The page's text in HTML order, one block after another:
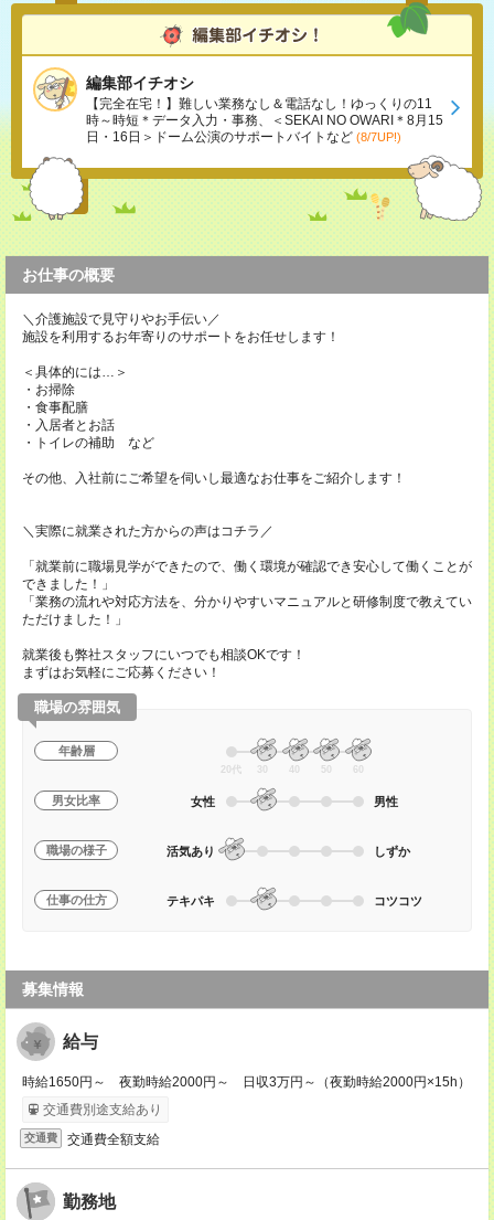
編集部イチオシ
【完全在宅！】難しい業務なし＆電話なし！ゆっくりの11
時～時短＊データ入力・事務、＜SEKAI NO OWARI＊8月15
日・16日＞ドーム公演のサポートバイトなど (8/7UP!)
お仕事の概要
＼介護施設で見守りやお手伝い／
施設を利用するお年寄りのサポートをお任せします！
＜具体的には…＞
・お掃除
・食事配膳
・入居者とお話
・トイレの補助 など
その他、入社前にご希望を伺いし最適なお仕事をご紹介します！
＼実際に就業された方からの声はコチラ／
「就業前に職場見学ができたので、働く環境が確認でき安心して働くことが
できました！」
「業務の流れや対応方法を、分かりやすいマニュアルと研修制度で教えてい
ただけました！」
就業後も弊社スタッフにいつでも相談OKです！
まずはお気軽にご応募ください！
職場の雰囲気
年齢層
20代 30 40 50 60
男女比率 女性 男性
職場の様子 活気あり しずか
仕事の仕方 テキパキ コツコツ
募集情報
給与
時給1650円～ 夜勤時給2000円～ 日収3万円～（夜勤時給2000円×15h）
交通費別途支給あり
交通費 交通費全額支給
勤務地